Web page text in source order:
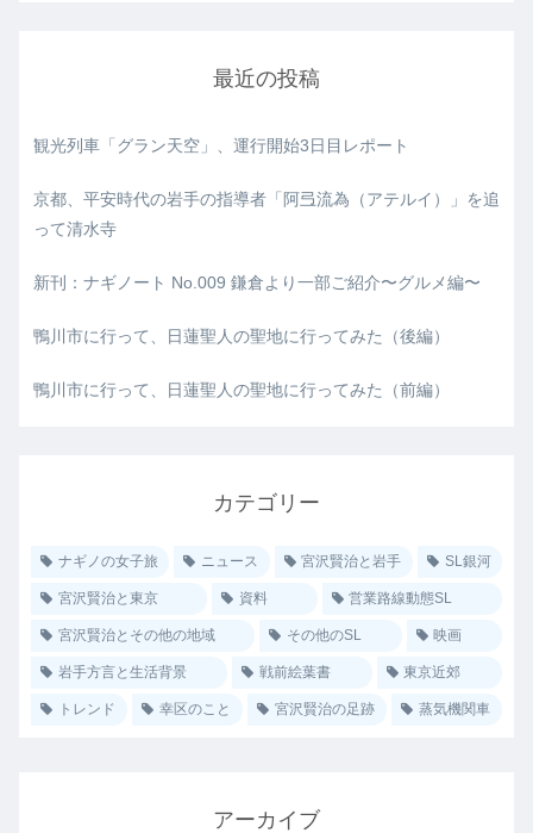
最近の投稿
観光列車「グラン天空」、運行開始3日目レポート
京都、平安時代の岩手の指導者「阿弖流為（アテルイ）」を追
って清水寺
新刊：ナギノート No.009 鎌倉より一部ご紹介〜グルメ編〜
鴨川市に行って、日蓮聖人の聖地に行ってみた（後編）
鴨川市に行って、日蓮聖人の聖地に行ってみた（前編）
カテゴリー
ナギノの女子旅 ニュース 宮沢賢治と岩手 SL銀河
宮沢賢治と東京 資料 営業路線動態SL
宮沢賢治とその他の地域 その他のSL 映画
岩手方言と生活背景 戦前絵葉書 東京近郊
トレンド 幸区のこと 宮沢賢治の足跡 蒸気機関車
アーカイブ